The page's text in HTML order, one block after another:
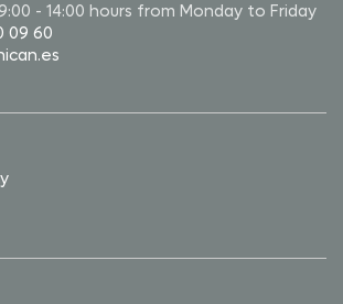
- 14:00 hours from Monday to Friday
09 60